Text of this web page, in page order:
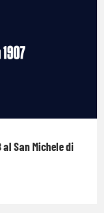
San Michele di